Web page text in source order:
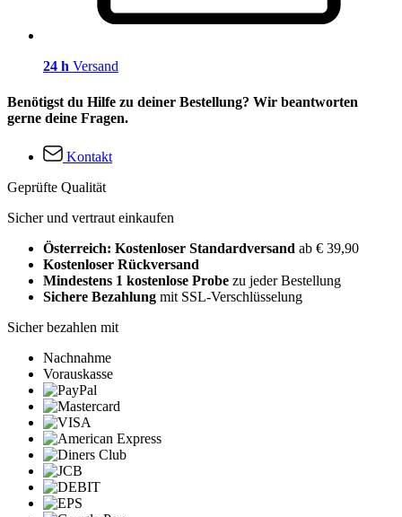
24 h Versand
Benötigst du Hilfe zu deiner Bestellung? Wir beantworten
gerne deine Fragen.
Kontakt
Geprüfte Qualität
Sicher und vertraut einkaufen
Österreich: Kostenloser Standardversand ab € 39,90
Kostenloser Rückversand
Mindestens 1 kostenlose Probe zu jeder Bestellung
Sichere Bezahlung mit SSL-Verschlüsselung
Sicher bezahlen mit
Nachnahme
Vorauskasse